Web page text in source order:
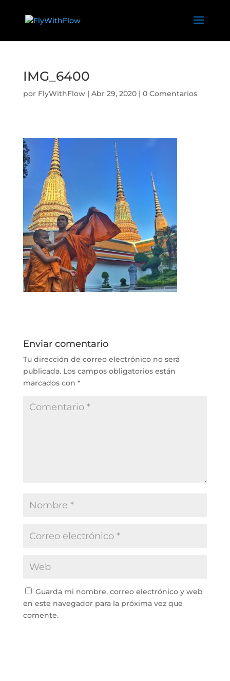
IMG_6400
por FlyWithFlow| Abr 29, 2020| 0 Comentarios
Enviar comentario
Tu dirección de correo electrónico no será
publicada. Los campos obligatorios están
marcados con *
Guarda mi nombre, correo electrónico y web
en este navegador para la próxima vez que
comente.